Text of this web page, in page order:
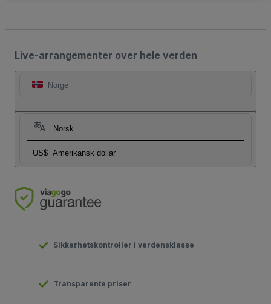
Live-arrangementer over hele verden
Norge
Norsk
US$ Amerikansk dollar
Sikkerhetskontroller i verdensklasse
Transparente priser